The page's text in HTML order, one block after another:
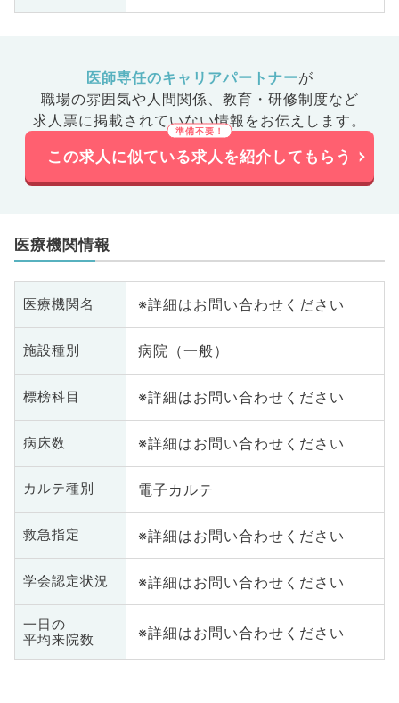
医師専任のキャリアパートナーが
職場の雰囲気や人間関係、 教育・研修制度など
求人票に掲載されていない情報をお伝えします。
この求人に似ている求人を紹介してもらう
医療機関情報
医療機関名 ※詳細はお問い合わせください
施設種別 病院（一般）
標榜科目 ※詳細はお問い合わせください
病床数 ※詳細はお問い合わせください
カルテ種別 電子カルテ
救急指定 ※詳細はお問い合わせください
学会認定状況 ※詳細はお問い合わせください
一日の
平均来院数
※詳細はお問い合わせください